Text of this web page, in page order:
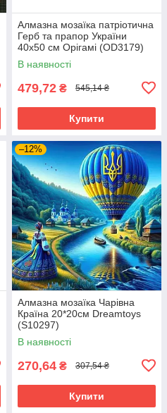
Алмазна мозаїка патріотична
Герб та прапор України
40х50 см Орігамі (OD3179)
В наявності
479,72 ₴ 545,14 ₴
Купити
–12%
Алмазна мозаїка Чарівна
Країна 20*20см Dreamtoys
(S10297)
В наявності
270,64 ₴ 307,54 ₴
Купити